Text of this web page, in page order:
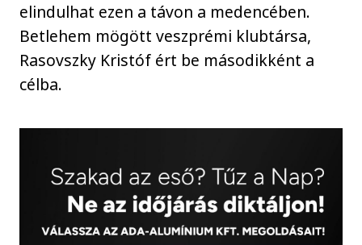
elindulhat ezen a távon a medencében.
Betlehem mögött veszprémi klubtársa,
Rasovszky Kristóf ért be másodikként a
célba.